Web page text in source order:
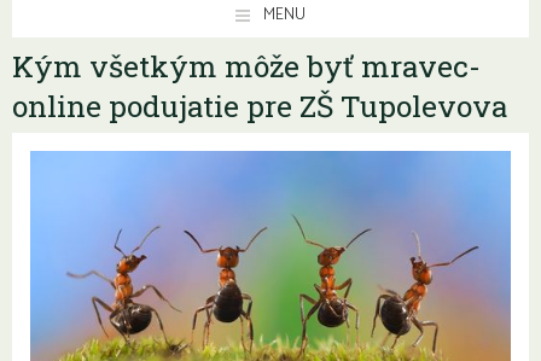
MENU
Kým všetkým môže byť mravec-
online podujatie pre ZŠ Tupolevova